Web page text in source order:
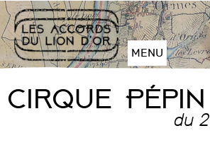
Aller
au
contenu
Plan
site
MENU
Cirque Pépin
du